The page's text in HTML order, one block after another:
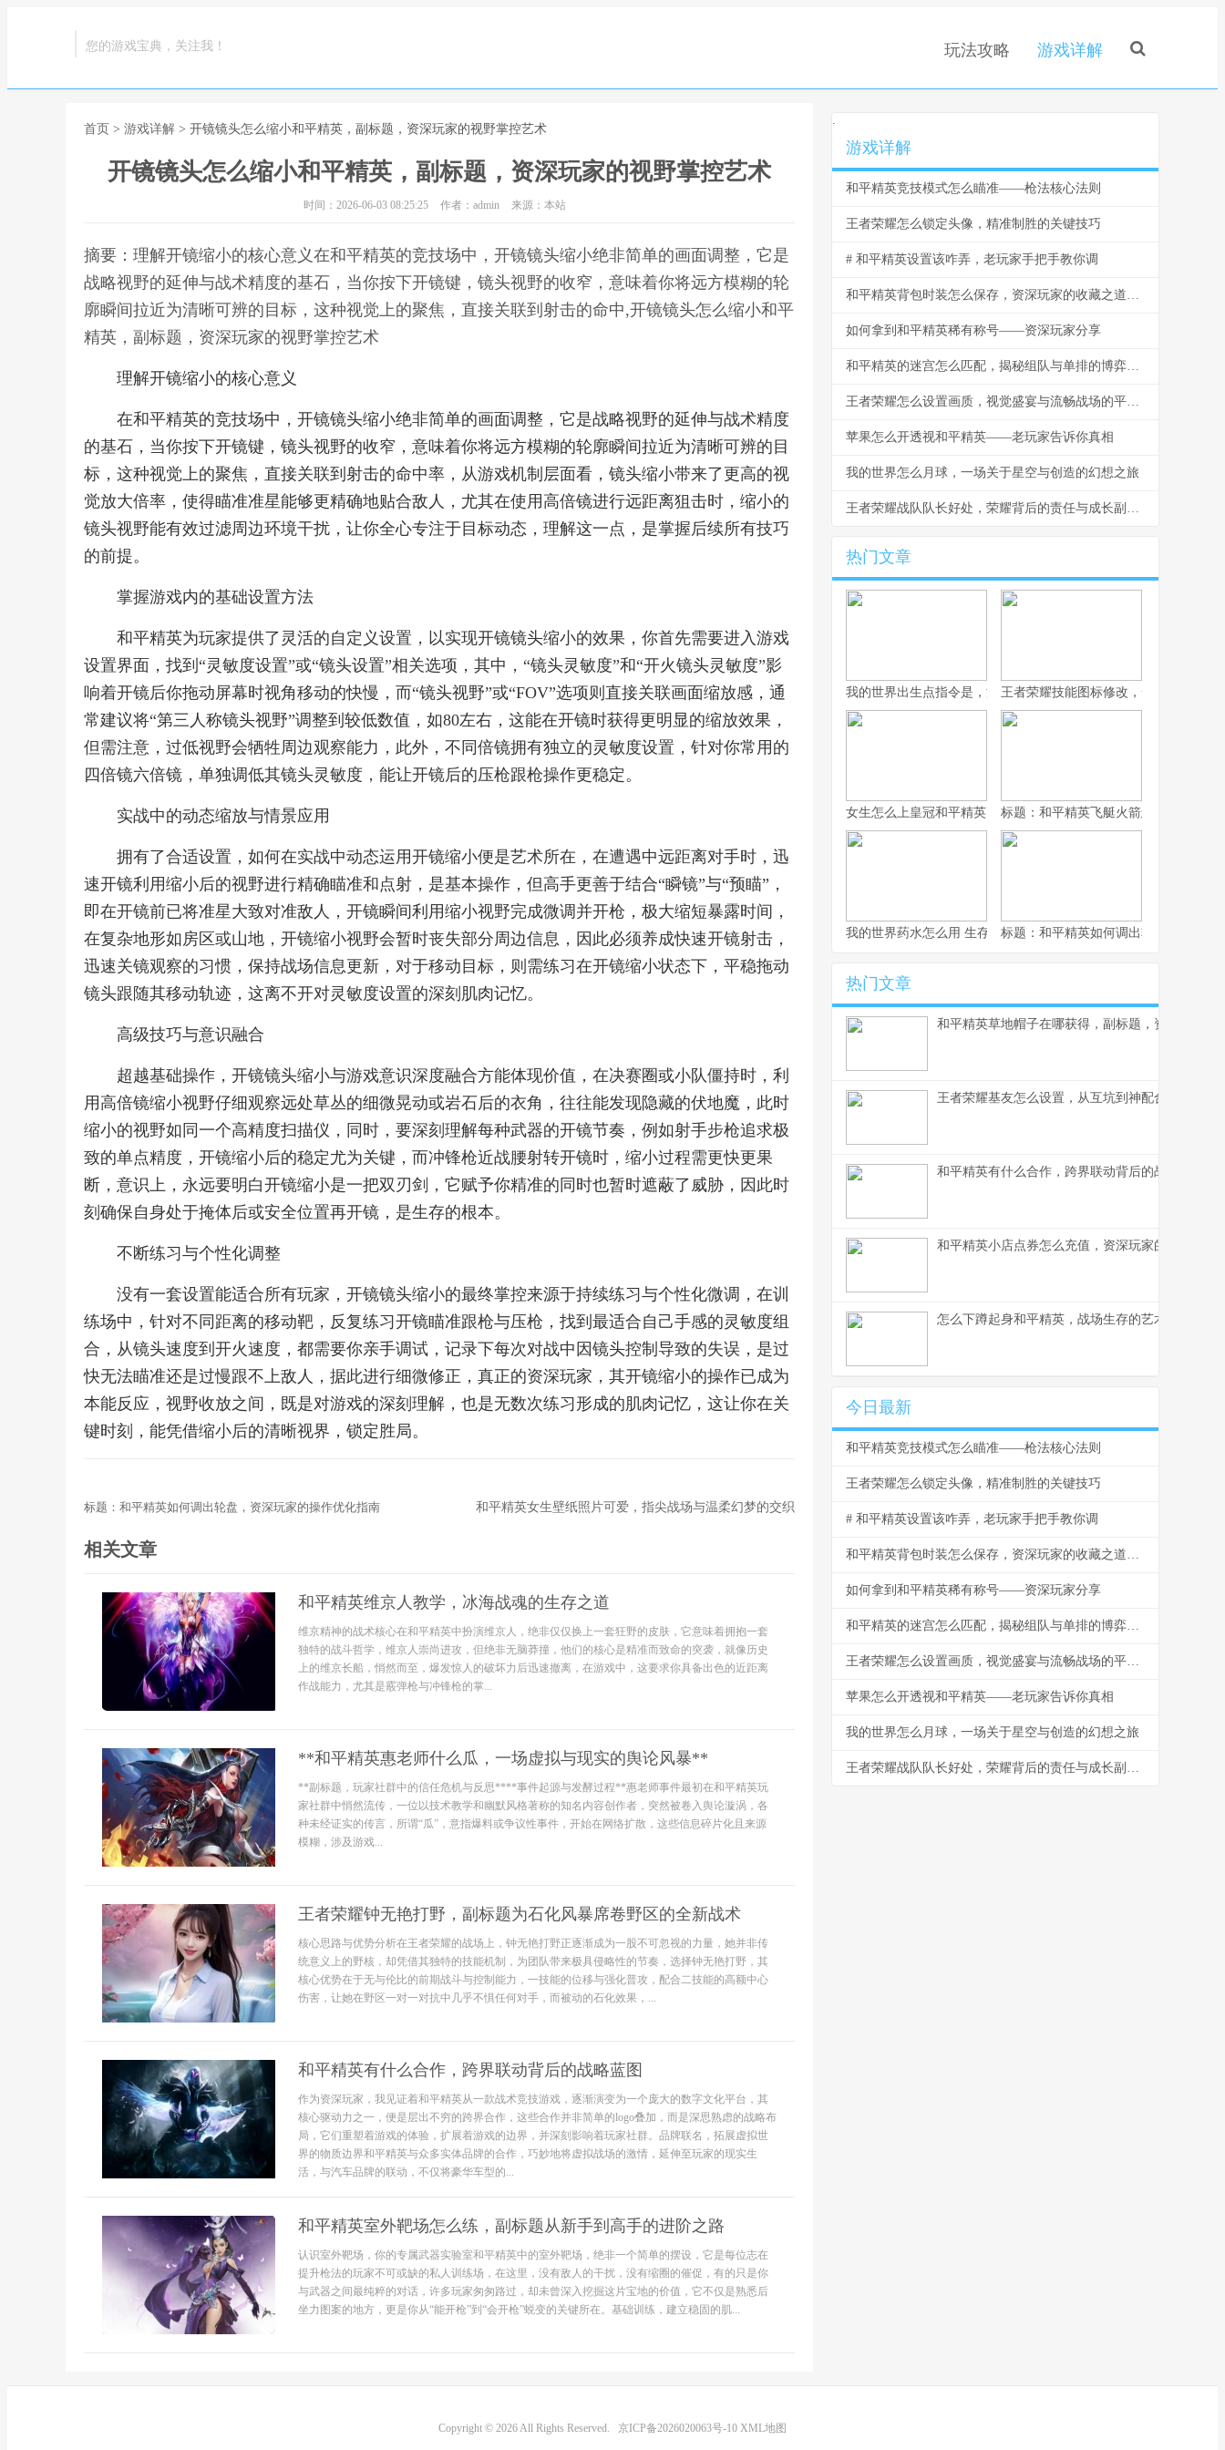
您的游戏宝典，关注我！ 玩法攻略 游戏详解
首页 > 游戏详解 > 开镜镜头怎么缩小和平精英，副标题，资深玩家的视野掌控艺术
开镜镜头怎么缩小和平精英，副标题，资深玩家的视野掌控艺术
时间：2026-06-03 08:25:25 作者：admin 来源：本站
摘要：理解开镜缩小的核心意义在和平精英的竞技场中，开镜镜头缩小绝非简单的画面调整，它是
战略视野的延伸与战术精度的基石，当你按下开镜键，镜头视野的收窄，意味着你将远方模糊的轮
廓瞬间拉近为清晰可辨的目标，这种视觉上的聚焦，直接关联到射击的命中,开镜镜头怎么缩小和平
精英，副标题，资深玩家的视野掌控艺术
理解开镜缩小的核心意义
在和平精英的竞技场中，开镜镜头缩小绝非简单的画面调整，它是战略视野的延伸与战术精度
的基石，当你按下开镜键，镜头视野的收窄，意味着你将远方模糊的轮廓瞬间拉近为清晰可辨的目
标，这种视觉上的聚焦，直接关联到射击的命中率，从游戏机制层面看，镜头缩小带来了更高的视
觉放大倍率，使得瞄准准星能够更精确地贴合敌人，尤其在使用高倍镜进行远距离狙击时，缩小的
镜头视野能有效过滤周边环境干扰，让你全心专注于目标动态，理解这一点，是掌握后续所有技巧
的前提。
掌握游戏内的基础设置方法
和平精英为玩家提供了灵活的自定义设置，以实现开镜镜头缩小的效果，你首先需要进入游戏
设置界面，找到“灵敏度设置”或“镜头设置”相关选项，其中，“镜头灵敏度”和“开火镜头灵敏度”影
响着开镜后你拖动屏幕时视角移动的快慢，而“镜头视野”或“FOV”选项则直接关联画面缩放感，通
常建议将“第三人称镜头视野”调整到较低数值，如80左右，这能在开镜时获得更明显的缩放效果，
但需注意，过低视野会牺牲周边观察能力，此外，不同倍镜拥有独立的灵敏度设置，针对你常用的
四倍镜六倍镜，单独调低其镜头灵敏度，能让开镜后的压枪跟枪操作更稳定。
实战中的动态缩放与情景应用
拥有了合适设置，如何在实战中动态运用开镜缩小便是艺术所在，在遭遇中远距离对手时，迅
速开镜利用缩小后的视野进行精确瞄准和点射，是基本操作，但高手更善于结合“瞬镜”与“预瞄”，
即在开镜前已将准星大致对准敌人，开镜瞬间利用缩小视野完成微调并开枪，极大缩短暴露时间，
在复杂地形如房区或山地，开镜缩小视野会暂时丧失部分周边信息，因此必须养成快速开镜射击，
迅速关镜观察的习惯，保持战场信息更新，对于移动目标，则需练习在开镜缩小状态下，平稳拖动
镜头跟随其移动轨迹，这离不开对灵敏度设置的深刻肌肉记忆。
高级技巧与意识融合
超越基础操作，开镜镜头缩小与游戏意识深度融合方能体现价值，在决赛圈或小队僵持时，利
用高倍镜缩小视野仔细观察远处草丛的细微晃动或岩石后的衣角，往往能发现隐藏的伏地魔，此时
缩小的视野如同一个高精度扫描仪，同时，要深刻理解每种武器的开镜节奏，例如射手步枪追求极
致的单点精度，开镜缩小后的稳定尤为关键，而冲锋枪近战腰射转开镜时，缩小过程需更快更果
断，意识上，永远要明白开镜缩小是一把双刃剑，它赋予你精准的同时也暂时遮蔽了威胁，因此时
刻确保自身处于掩体后或安全位置再开镜，是生存的根本。
不断练习与个性化调整
没有一套设置能适合所有玩家，开镜镜头缩小的最终掌控来源于持续练习与个性化微调，在训
练场中，针对不同距离的移动靶，反复练习开镜瞄准跟枪与压枪，找到最适合自己手感的灵敏度组
合，从镜头速度到开火速度，都需要你亲手调试，记录下每次对战中因镜头控制导致的失误，是过
快无法瞄准还是过慢跟不上敌人，据此进行细微修正，真正的资深玩家，其开镜缩小的操作已成为
本能反应，视野收放之间，既是对游戏的深刻理解，也是无数次练习形成的肌肉记忆，这让你在关
键时刻，能凭借缩小后的清晰视界，锁定胜局。
标题：和平精英如何调出轮盘，资深玩家的操作优化指南 和平精英女生壁纸照片可爱，指尖战场与温柔幻梦的交织
相关文章
和平精英维京人教学，冰海战魂的生存之道
维京精神的战术核心在和平精英中扮演维京人，绝非仅仅换上一套狂野的皮肤，它意味着拥抱一套
独特的战斗哲学，维京人崇尚进攻，但绝非无脑莽撞，他们的核心是精准而致命的突袭，就像历史
上的维京长船，悄然而至，爆发惊人的破坏力后迅速撤离，在游戏中，这要求你具备出色的近距离
作战能力，尤其是霰弹枪与冲锋枪的掌...
**和平精英惠老师什么瓜，一场虚拟与现实的舆论风暴**
**副标题，玩家社群中的信任危机与反思****事件起源与发酵过程**惠老师事件最初在和平精英玩
家社群中悄然流传，一位以技术教学和幽默风格著称的知名内容创作者，突然被卷入舆论漩涡，各
种未经证实的传言，所谓“瓜”，意指爆料或争议性事件，开始在网络扩散，这些信息碎片化且来源
模糊，涉及游戏...
王者荣耀钟无艳打野，副标题为石化风暴席卷野区的全新战术
核心思路与优势分析在王者荣耀的战场上，钟无艳打野正逐渐成为一股不可忽视的力量，她并非传
统意义上的野核，却凭借其独特的技能机制，为团队带来极具侵略性的节奏，选择钟无艳打野，其
核心优势在于无与伦比的前期战斗与控制能力，一技能的位移与强化普攻，配合二技能的高额中心
伤害，让她在野区一对一对抗中几乎不惧任何对手，而被动的石化效果，...
和平精英有什么合作，跨界联动背后的战略蓝图
作为资深玩家，我见证着和平精英从一款战术竞技游戏，逐渐演变为一个庞大的数字文化平台，其
核心驱动力之一，便是层出不穷的跨界合作，这些合作并非简单的logo叠加，而是深思熟虑的战略布
局，它们重塑着游戏的体验，扩展着游戏的边界，并深刻影响着玩家社群。品牌联名，拓展虚拟世
界的物质边界和平精英与众多实体品牌的合作，巧妙地将虚拟战场的激情，延伸至玩家的现实生
活，与汽车品牌的联动，不仅将豪华车型的...
和平精英室外靶场怎么练，副标题从新手到高手的进阶之路
认识室外靶场，你的专属武器实验室和平精英中的室外靶场，绝非一个简单的摆设，它是每位志在
提升枪法的玩家不可或缺的私人训练场，在这里，没有敌人的干扰，没有缩圈的催促，有的只是你
与武器之间最纯粹的对话，许多玩家匆匆路过，却未曾深入挖掘这片宝地的价值，它不仅是熟悉后
坐力图案的地方，更是你从“能开枪”到“会开枪”蜕变的关键所在。基础训练，建立稳固的肌...
.
游戏详解
和平精英竞技模式怎么瞄准——枪法核心法则
王者荣耀怎么锁定头像，精准制胜的关键技巧
# 和平精英设置该咋弄，老玩家手把手教你调
和平精英背包时装怎么保存，资深玩家的收藏之道，副标题，虚拟衣橱的永恒艺术
如何拿到和平精英稀有称号——资深玩家分享
和平精英的迷宫怎么匹配，揭秘组队与单排的博弈之道
王者荣耀怎么设置画质，视觉盛宴与流畅战场的平衡艺术，副标题，资深玩家的画质调优指南
苹果怎么开透视和平精英——老玩家告诉你真相
我的世界怎么月球，一场关于星空与创造的幻想之旅
王者荣耀战队队长好处，荣耀背后的责任与成长副标题
热门文章
我的世界出生点指令是，游戏世界的精准锚点，副标题，资深玩家
王者荣耀技能图标修改，一次视觉与体
女生怎么上皇冠和平精英，战术思维与团队致胜之道
标题：和平精英飞艇火箭怎么坐，资深
我的世界药水怎么用 生存大师的药水使用艺术标题：和平精英如何调出轮盘，资深玩
热门文章
和平精英草地帽子在哪获得，副标题，资深玩家深
王者荣耀基友怎么设置，从互坑到神配合的蜕变
和平精英有什么合作，跨界联动背后的战略蓝图
和平精英小店点券怎么充值，资深玩家的完整指南
怎么下蹲起身和平精英，战场生存的艺术
今日最新
和平精英竞技模式怎么瞄准——枪法核心法则
王者荣耀怎么锁定头像，精准制胜的关键技巧
# 和平精英设置该咋弄，老玩家手把手教你调
和平精英背包时装怎么保存，资深玩家的收藏之道，副标题，虚拟衣橱的永恒艺术
如何拿到和平精英稀有称号——资深玩家分享
和平精英的迷宫怎么匹配，揭秘组队与单排的博弈之道
王者荣耀怎么设置画质，视觉盛宴与流畅战场的平衡艺术，副标题，资深玩家的画质调优指南
苹果怎么开透视和平精英——老玩家告诉你真相
我的世界怎么月球，一场关于星空与创造的幻想之旅
王者荣耀战队队长好处，荣耀背后的责任与成长副标题
Copyright © 2026 All Rights Reserved. 京ICP备2026020063号-10 XML地图